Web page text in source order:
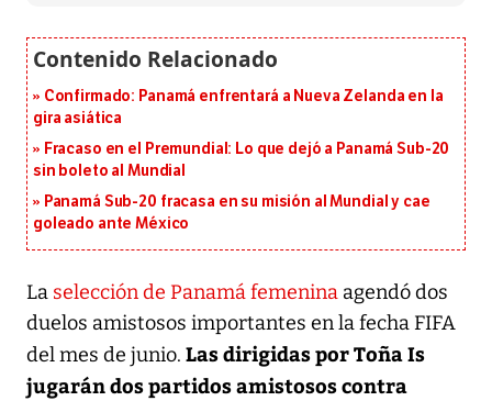
Confirmado: Panamá enfrentará a Nueva Zelanda en la
gira asiática
Fracaso en el Premundial: Lo que dejó a Panamá Sub-20
sin boleto al Mundial
Panamá Sub-20 fracasa en su misión al Mundial y cae
goleado ante México
La selección de Panamá femenina agendó dos
duelos amistosos importantes en la fecha FIFA
del mes de junio. Las dirigidas por Toña Is
jugarán dos partidos amistosos contra